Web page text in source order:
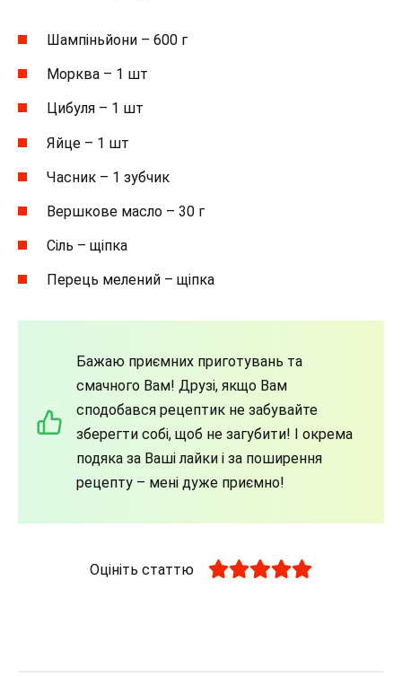
Шампіньйони – 600 г
Морква – 1 шт
Цибуля – 1 шт
Яйце – 1 шт
Часник – 1 зубчик
Вершкове масло – 30 г
Сіль – щіпка
Перець мелений – щіпка
Бажаю приємних приготувань та
смачного Вам! Друзі, якщо Вам
сподобався рецептик не забувайте
зберегти собі, щоб не загубити! І окрема
подяка за Ваші лайки і за поширення
рецепту – мені дуже приємно!
Оцініть статтю